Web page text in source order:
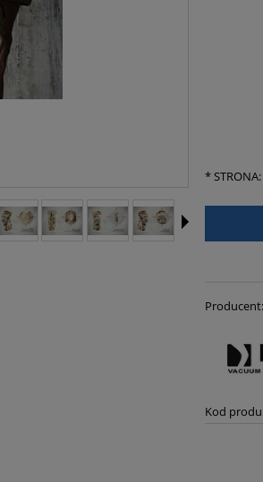
730,00 zł
*STRONA:
Producent:
Kod